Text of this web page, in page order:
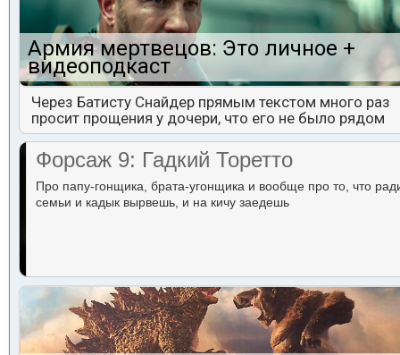
Армия мертвецов: Это личное +
видеоподкаст
Через Батисту Снайдер прямым текстом много раз
просит прощения у дочери, что его не было рядом
Форсаж 9: Гадкий Торетто
Про папу-гонщика, брата-угонщика и вообще про то, что
семьи и кадык вырвешь, и на кичу заедешь